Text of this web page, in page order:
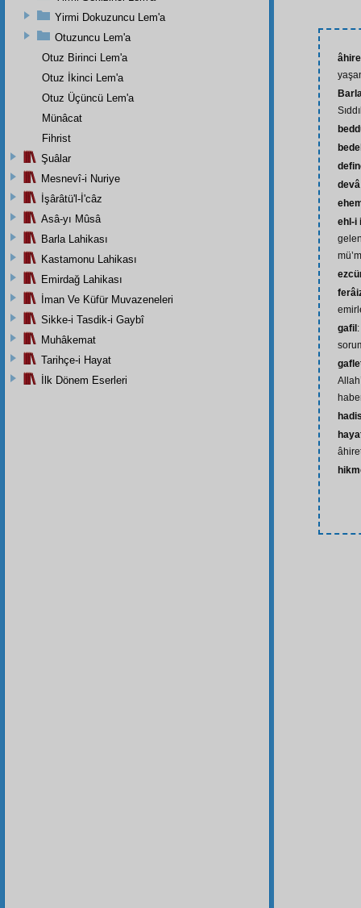
devâ
ehl-i
gafil
Yirmi Dokuzuncu Lem'a
Otuzuncu Lem'a
Otuz Birinci Lem'a
Otuz İkinci Lem'a
Otuz Üçüncü Lem'a
Münâcat
Fihrist
Şuâlar
Mesnevî-i Nuriye
İşârâtü'l-İ'câz
Asâ-yı Mûsâ
Barla Lahikası
Kastamonu Lahikası
Emirdağ Lahikası
İman Ve Küfür Muvazeneleri
Sikke-i Tasdik-i Gaybî
Muhâkemat
Tarihçe-i Hayat
İlk Dönem Eserleri